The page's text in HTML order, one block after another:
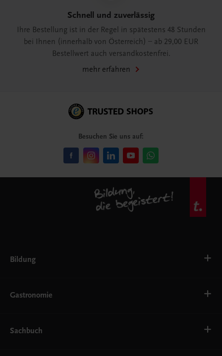
Schnell und zuverlässig
Ihre Bestellung ist in der Regel in spätestens 48 Stunden
bei Ihnen (innerhalb von Österreich) – ab 29,00 EUR
Bestellwert auch versandkostenfrei.
mehr erfahren
Besuchen Sie uns auf:
Bildung
AHS
EWF/ZWF
FW
Gastronomie
Getränke
Sachbuch